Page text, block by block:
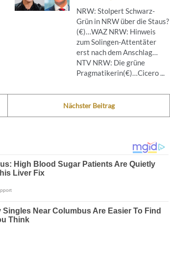
NRW: Stolpert Schwarz-
Grün in NRW über die Staus?
(€)…WAZ NRW: Hinweis
zum Solingen-Attentäter
erst nach dem Anschlag…
NTV NRW: Die grüne
Pragmatikerin(€)…Cicero ...
Nächster Beitrag